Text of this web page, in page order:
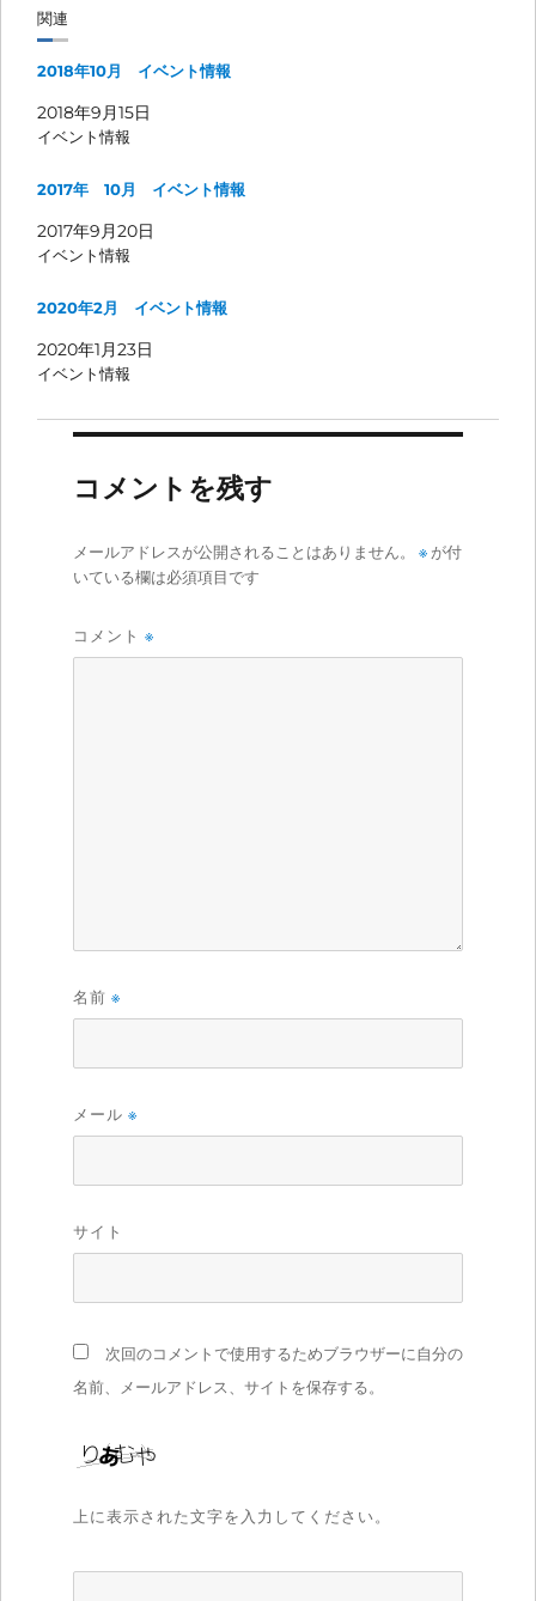
関連
2018年10月 イベント情報
2018年9月15日
イベント情報
2017年 10月 イベント情報
2017年9月20日
イベント情報
2020年2月 イベント情報
2020年1月23日
イベント情報
コメントを残す
メールアドレスが公開されることはありません。 ※が付
いている欄は必須項目です
コメント ※
名前 ※
メール ※
サイト
次回のコメントで使用するためブラウザーに自分の
名前、メールアドレス、サイトを保存する。
上に表示された文字を入力してください。